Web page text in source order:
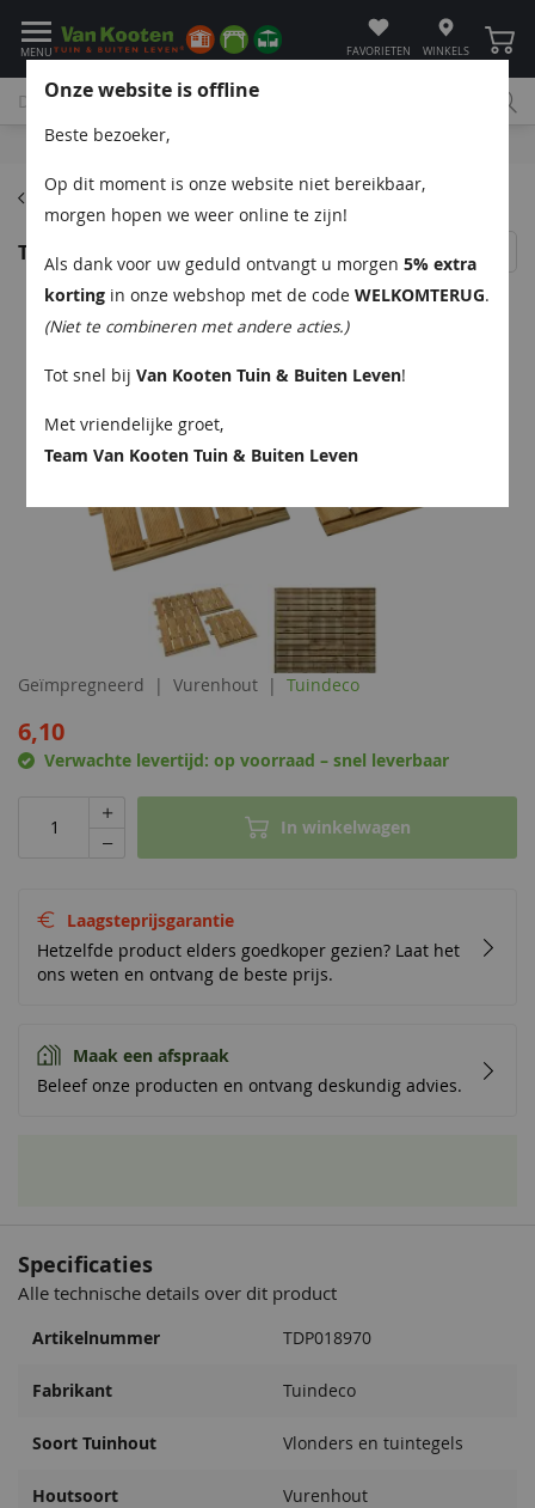
MENU FAVORIETEN WINKELS
Bel
Houten terrastegels
Tuintegel Egmond 50x50 cm
Geïmpregneerd Vurenhout Tuindeco
6,10
Verwachte levertijd: op voorraad – snel leverbaar
In winkelwagen
Laagsteprijsgarantie
Hetzelfde product elders goedkoper gezien? Laat het
ons weten en ontvang de beste prijs.
Maak een afspraak
Beleef onze producten en ontvang deskundig advies.
Specificaties
Alle technische details over dit product
Artikelnummer TDP018970
Fabrikant Tuindeco
Soort Tuinhout Vlonders en tuintegels
Houtsoort Vurenhout
Onze website is offline
Beste bezoeker,
Op dit moment is onze website niet bereikbaar,
morgen hopen we weer online te zijn!
Als dank voor uw geduld ontvangt u morgen5% extra
korting in onze webshop met de codeWELKOMTERUG.
(Niet te combineren met andere acties.)
Tot snel bijVan Kooten Tuin & Buiten Leven!
Met vriendelijke groet,
Team Van Kooten Tuin & Buiten Leven